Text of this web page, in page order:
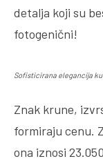
detalja koji su
fotogenični!
Sofisticirana elegancija
Znak krune,
formiraju cenu.
ona iznosi